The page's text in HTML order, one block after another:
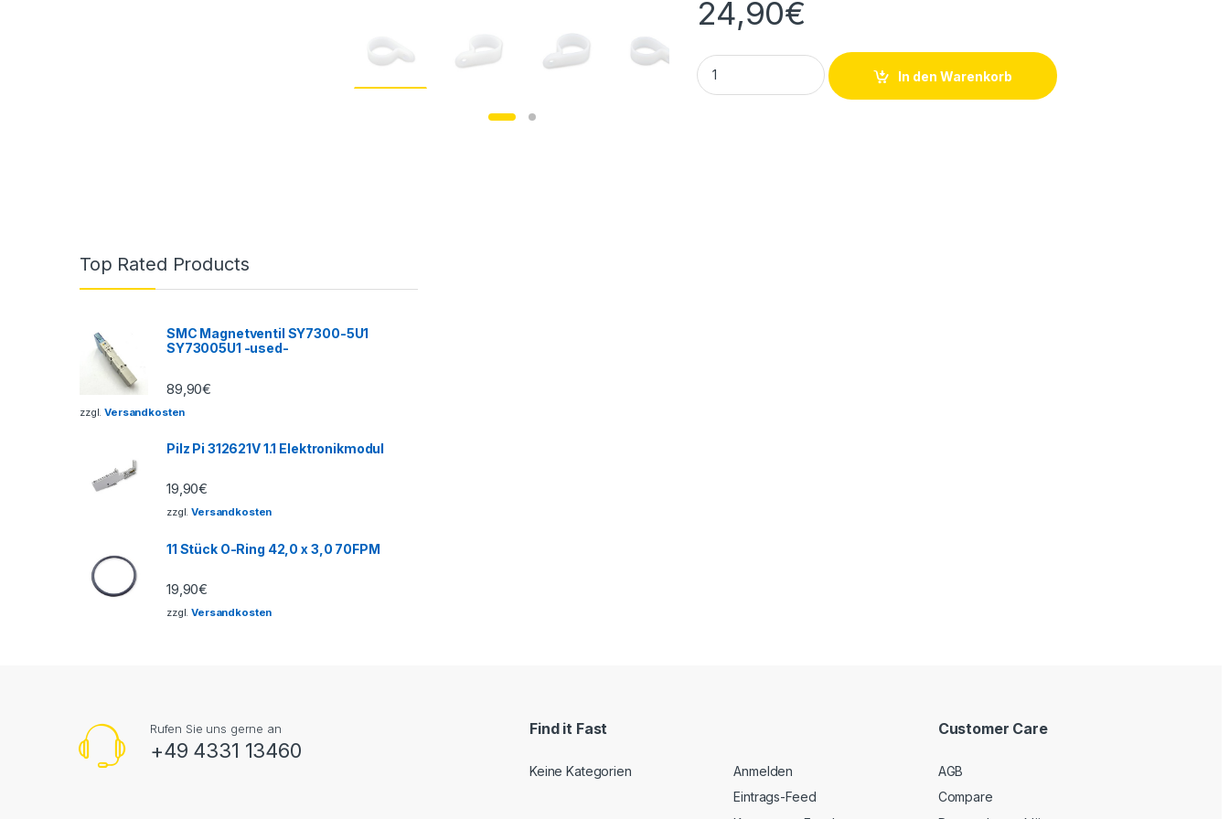
24,90€
50 Stück Bürklin 12H4323 Kabelschelle HellermannTyton 60149 quantity
In den Warenkorb
Top Rated Products
SMC Magnetventil SY7300-5U1
SY73005U1 -used-
89,90€
zzgl.Versandkosten
Pilz Pi 312621V 1.1 Elektronikmodul
19,90€
zzgl.Versandkosten
11 Stück O-Ring 42,0 x 3,0 70FPM
19,90€
zzgl.Versandkosten
Rufen Sie uns gerne an
+49 4331 13460
Find it Fast
Keine Kategorien
Anmelden
Eintrags-Feed
Customer Care
AGB
Compare